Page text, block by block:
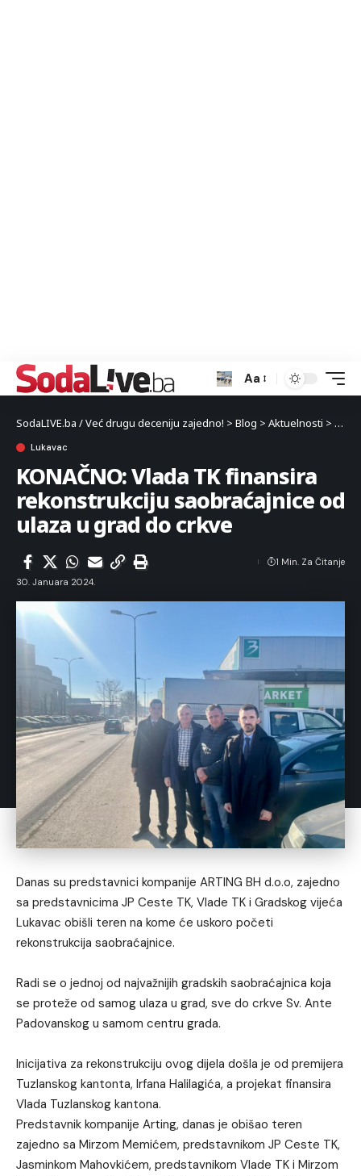
Aa
SodaLIVE.ba / Već drugu deceniju zajedno! > Blog > Aktuelnosti >
Lukavac
KONAČNO: Vlada TK finansira
rekonstrukciju saobraćajnice od
ulaza u grad do crkve
30. Januara 2024.
1 Min. Za Čitanje
Danas su predstavnici kompanije ARTING BH d.o.o, zajedno
sa predstavnicima JP Ceste TK, Vlade TK i Gradskog vijeća
Lukavac obišli teren na kome će uskoro početi
rekonstrukcija saobraćajnice.
Radi se o jednoj od najvažnijih gradskih saobraćajnica koja
se proteže od samog ulaza u grad, sve do crkve Sv. Ante
Padovanskog u samom centru grada.
Inicijativa za rekonstrukciju ovog dijela došla je od premijera
Tuzlanskog kantonta, Irfana Halilagića, a projekat finansira
Vlada Tuzlanskog kantona.
Predstavnik kompanije Arting, danas je obišao teren
zajedno sa Mirzom Memićem, predstavnikom JP Ceste TK,
Jasminkom Mahovkićem, predstavnikom Vlade TK i Mirzom